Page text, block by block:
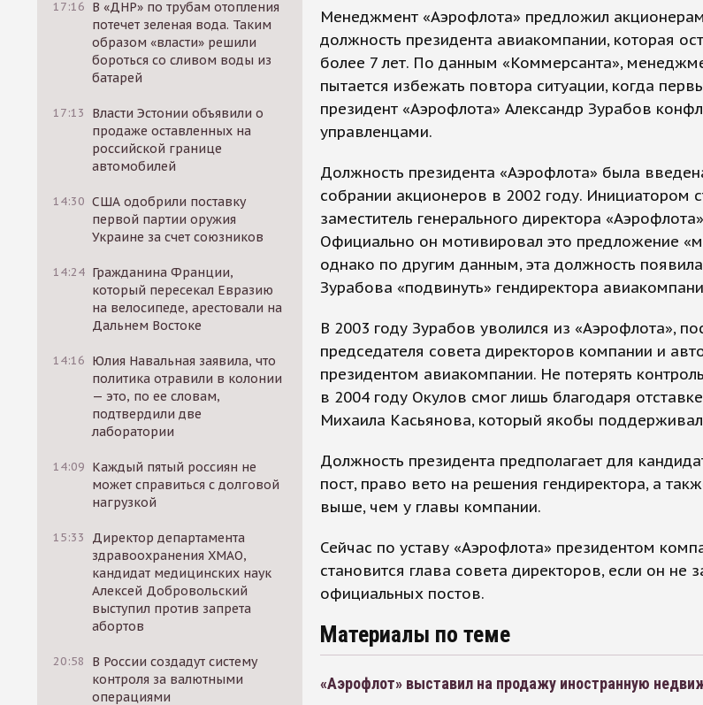
17:16 В «ДНР» по трубам отопления
потечет зеленая вода. Таким
образом «власти» решили
бороться со сливом воды из
батарей
17:13
Власти Эстонии объявили о
продаже оставленных на
российской границе
автомобилей
14:30 США одобрили поставку
первой партии оружия
Украине за счет союзников
14:24 Гражданина Франции,
который пересекал Евразию
на велосипеде, арестовали на
Дальнем Востоке
14:16 Юлия Навальная заявила, что
политика отравили в колонии
— это, по ее словам,
подтвердили две
лаборатории
14:09 Каждый пятый россиян не
может справиться с долговой
нагрузкой
15:33
Директор департамента
здравоохранения ХМАО,
кандидат медицинских наук
Алексей Добровольский
выступил против запрета
абортов
20:58
В России создадут систему
контроля за валютными
операциями
Менеджмент «Аэрофлота» предложил
должность президента авиакомпании, которая
более 7 лет. По данным «Коммерсанта»,
пытается избежать повтора ситуации, когда
президент «Аэрофлота» Александр Зурабов
управленцами.
Должность президента «Аэрофлота» была
собрании акционеров в 2002 году. Инициатором
заместитель генерального директора
Официально он мотивировал это предложение
однако по другим данным, эта должность
Зурабова «подвинуть» гендиректора
В 2003 году Зурабов уволился из «Аэрофлота»,
председателя совета директоров компании и
президентом авиакомпании. Не потерять
в 2004 году Окулов смог лишь благодаря
Михаила Касьянова, который якобы
Должность президента предполагает для
пост, право вето на решения гендиректора, а
выше, чем у главы компании.
Сейчас по уставу «Аэрофлота» президентом
становится глава совета директоров, если он не
официальных постов.
Материалы по теме
«Аэрофлот» выставил на продажу иностранную